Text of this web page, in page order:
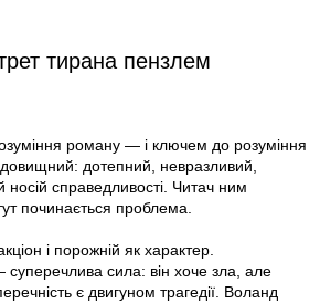
тирана пензлем
роману — і ключем до розуміння
дотепний, невразливий,
носій справедливості. Читач ним
починається проблема.
і порожній як характер.
сила: він хоче зла, але
є двигуном трагедії. Воланд